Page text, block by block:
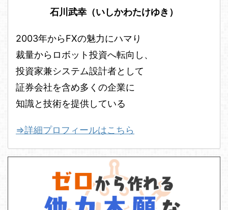
石川武幸（いしかわたけゆき）
2003年からFXの魅力にハマり
裁量からロボット投資へ転向し、
投資家兼システム設計者として
証券会社を含め多くの企業に
知識と技術を提供している
⇒詳細プロフィールはこちら